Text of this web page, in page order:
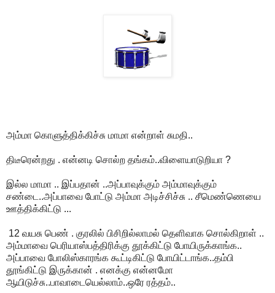
அம்மா கொளுத்திக்கிச்சு மாமா என்றாள் சுமதி..
திடீரென்றது . என்னடி சொல்ற தங்கம்..விளையாடுறியா ?
இல்ல மாமா .. இப்பதான் ..அப்பாவுக்கும் அம்மாவுக்கும்
சண்டை..அப்பாவை போட்டு அம்மா அடிச்சிச்சு .. சீமெண்ணெயை
ஊத்திக்கிட்டு ...
12 வயசு பெண் . குரலில் பிசிறில்லாமல் தெளிவாக சொல்கிறாள் ..
அம்மாவை பெரியாஸ்பத்திரிக்கு தூக்கிட்டு போயிருக்காங்க..
அப்பாவை போலிஸ்காரங்க கூட்டிகிட்டு போயிட்டாங்க..தம்பி
தூங்கிட்டு இருக்கான் . எனக்கு என்னமோ
ஆயிடுச்சு..பாவாடையெல்லாம்..ஒரே ரத்தம்..